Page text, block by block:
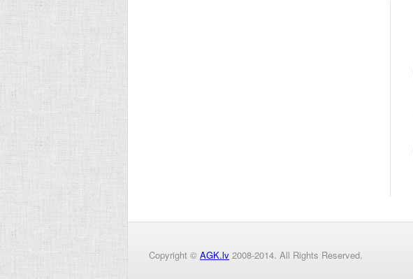
Copyright © AGK.lv 2008-2014. All Rights Reserved.